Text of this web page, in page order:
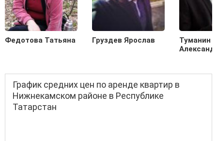
Федотова Татьяна Груздев Ярослав
Туманин
График средних цен по аренде квартир в
Нижнекамском районе в Республике
Татарстан